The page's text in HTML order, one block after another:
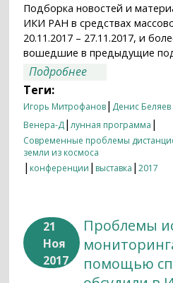
Подборка новостей и
ИКИ РАН в средствах
20.11.2017 – 27.11.2017, и
вошедшие в предыдущие
Подробнее
Теги:
Игорь Митрофанов| Денис Беляев
Венера-Д|лунная программа |
Современные проблемы
земли из космоса
| конференции | выставка |2017
21
Ноя
2017
Проблемы
помощью